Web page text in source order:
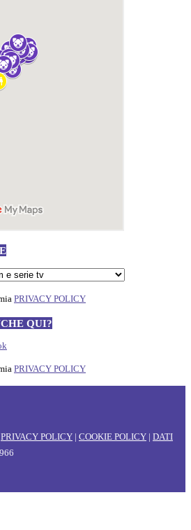
PRIVACY POLICY
QUI?
PRIVACY POLICY
PRIVACY POLICY | COOKIE POLICY | DATI